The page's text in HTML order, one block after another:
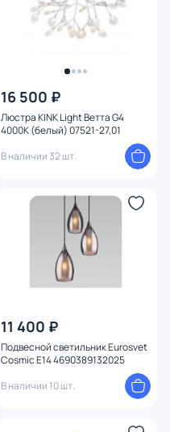
16 500 ₽
Люстра KINK Light Ветта G4
4000К (белый) 07521-27,01
В наличии 32 шт.
11 400 ₽
Подвесной светильник Eurosvet
Cosmic E14 4690389132025
В наличии 10 шт.
До